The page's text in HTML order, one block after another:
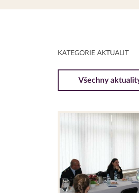
KATEGORIE AKTUALIT
Všechny